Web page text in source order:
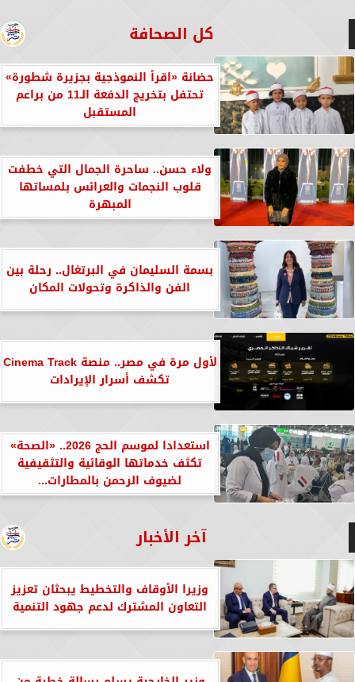
كل الصحافة
حضانة «اقرأ النموذجية بجزيرة شطورة»
تحتفل بتخريج الدفعة الـ11 من براعم
المستقبل
ولاء حسن.. ساحرة الجمال التي خطفت
قلوب النجمات والعرائس بلمساتها
المبهرة
بسمة السليمان في البرتغال.. رحلة بين
الفن والذاكرة وتحولات المكان
لأول مرة في مصر.. منصة Cinema Track
تكشف أسرار الإيرادات
استعدادا لموسم الحج 2026.. «الصحة»
تكثف خدماتها الوقائية والتثقيفية
لضيوف الرحمن بالمطارات...
آخر الأخبار
وزيرا الأوقاف والتخطيط يبحثان تعزيز
التعاون المشترك لدعم جهود التنمية